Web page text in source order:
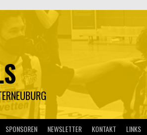
SPONSOREN NEWSLETTER KONTAKT LINKS